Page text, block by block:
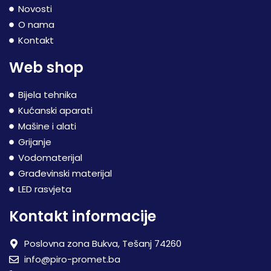
Novosti
O nama
Kontakt
Web shop
Bijela tehnika
Kućanski aparati
Mašine i alati
Grijanje
Vodomaterijal
Građevinski materijal
LED rasvjeta
Kontakt informacije
Poslovna zona Bukva, Tešanj 74260
info@piro-promet.ba